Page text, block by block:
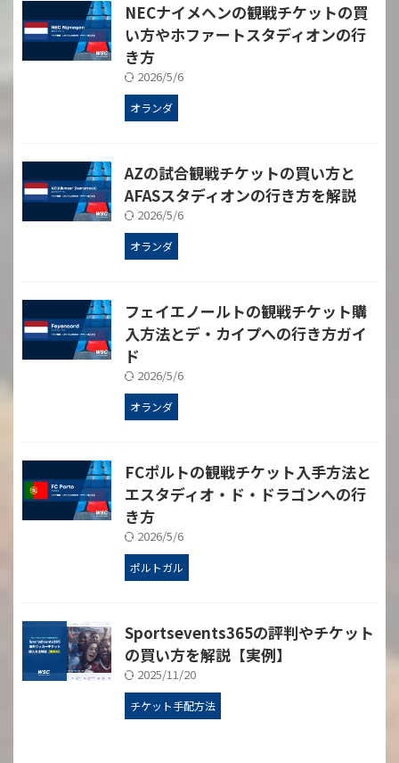
NECナイメヘンの観戦チケットの買
い方やホファートスタディオンの行
き方
2026/5/6
オランダ
AZの試合観戦チケットの買い方と
AFASスタディオンの行き方を解説
2026/5/6
オランダ
フェイエノールトの観戦チケット購
入方法とデ・カイプへの行き方ガイ
ド
2026/5/6
オランダ
FCポルトの観戦チケット入手方法と
エスタディオ・ド・ドラゴンへの行
き方
2026/5/6
ポルトガル
Sportsevents365の評判やチケット
の買い方を解説【実例】
2025/11/20
チケット手配方法